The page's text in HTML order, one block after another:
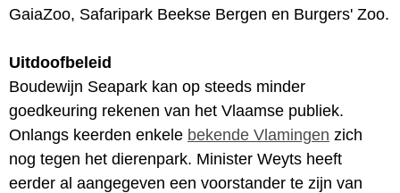
GaiaZoo, Safaripark Beekse Bergen en Burgers' Zoo.
Uitdoofbeleid
Boudewijn Seapark kan op steeds minder
goedkeuring rekenen van het Vlaamse publiek.
Onlangs keerden enkele bekende Vlamingen zich
nog tegen het dierenpark. Minister Weyts heeft
eerder al aangegeven een voorstander te zijn van